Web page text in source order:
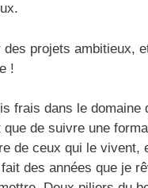
des projets ambitieux,
!
frais dans le domaine
de suivre une
de ceux qui le vivent,
des années que je